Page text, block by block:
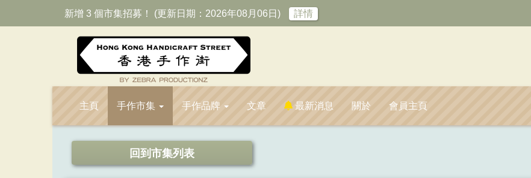
新增 3 個市集招募！ (更新日期：2026年08月06日) 詳情
主頁 手作市集 手作品牌 文章 最新消息 關於 會員主頁
回到市集列表